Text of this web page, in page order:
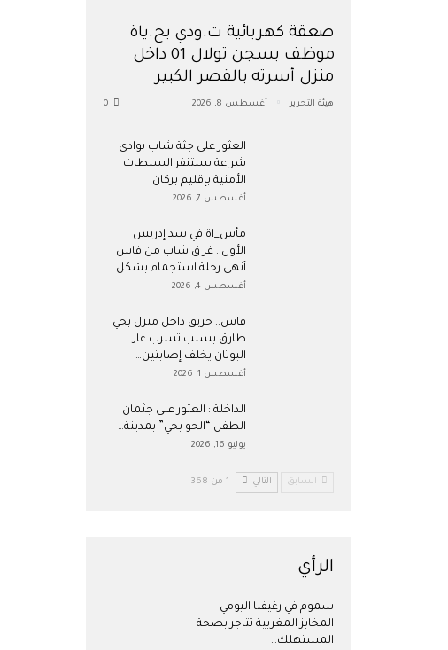
صعقة كهربائية ت.ودي بح.ياة
موظف بسجن تولال 01 داخل
منزل أسرته بالقصر الكبير
هيئة التحرير أغسطس 8, 2026
العثور على جثة شاب بوادي
شراعة يستنفر السلطات
الأمنية بإقليم بركان
أغسطس 7, 2026
مأس_اة في سد إدريس
الأول.. غر ق شاب من فاس
أنهى رحلة استجمام بشكل…
أغسطس 4, 2026
فاس.. حريق داخل منزل بحي
طارق بسبب تسرب غاز
البوتان يخلف إصابتين…
أغسطس 1, 2026
​الداخلة : العثور على جثمان
الطفل “الحو بحي” بمدينة…
يوليو 16, 2026
السابق التالي 1 من 368
الرأي
سموم في رغيفنا اليومي
المخابز المغربية تتاجر بصحة
المستهلك…